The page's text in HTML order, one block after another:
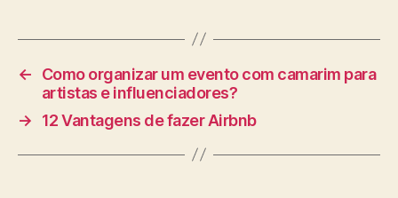
←
Como organizar um evento com camarim para
artistas e influenciadores?
→
12 Vantagens de fazer Airbnb